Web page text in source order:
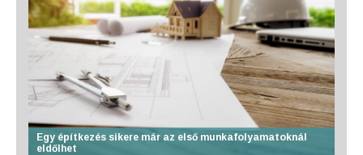
Egy építkezés sikere már az első munkafolyamatoknál
eldőlhet